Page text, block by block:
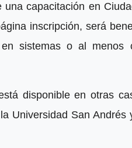
capacitación en
inscripción, será
sistemas o al menos
disponible en otras
Universidad San Andrés